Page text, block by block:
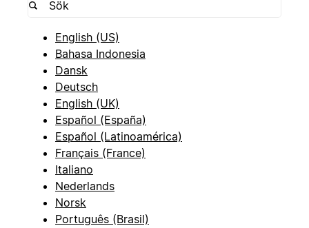
English (US)
Bahasa Indonesia
Dansk
Deutsch
English (UK)
Español (España)
Español (Latinoamérica)
Français (France)
Italiano
Nederlands
Norsk
Português (Brasil)